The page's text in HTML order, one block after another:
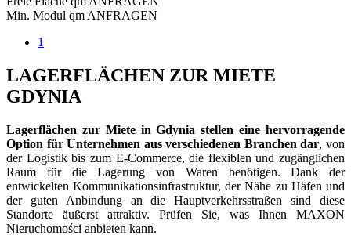
Min. Modul qm ANFRAGEN
1
LAGERFLÄCHEN ZUR MIETE
GDYNIA
Lagerflächen zur Miete in Gdynia stellen eine hervorragende
Option für Unternehmen aus verschiedenen Branchen dar, von
der Logistik bis zum E-Commerce, die flexiblen und zugänglichen
Raum für die Lagerung von Waren benötigen. Dank der
entwickelten Kommunikationsinfrastruktur, der Nähe zu Häfen und
der guten Anbindung an die Hauptverkehrsstraßen sind diese
Standorte äußerst attraktiv. Prüfen Sie, was Ihnen MAXON
Nieruchomości anbieten kann.